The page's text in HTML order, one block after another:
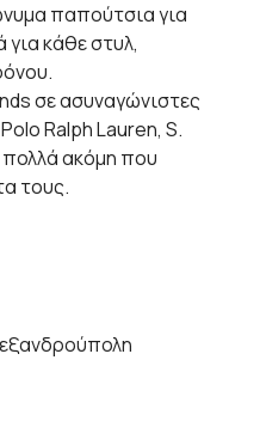
παπούτσια για
για κάθε στυλ,
σε ασυναγώνιστες
Ralph Lauren, S.
πολλά ακόμη που
τους.